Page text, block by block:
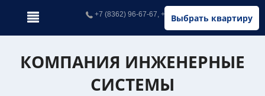
Выбрать квартиру
+7 (8362) 96-67-67, +7 (902) 326-67-67
КОМПАНИЯ ИНЖЕНЕРНЫЕ
СИСТЕМЫ